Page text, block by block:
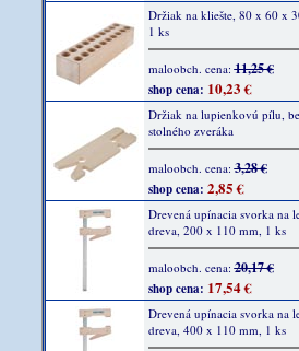
Držiak na kliešte, 80 x 60 x
1 ks
maloobch. cena:11,25 €
shop cena: 10,23 €
Držiak na lupienkovú pílu,
stolného zveráka
maloobch. cena:3,28 €
shop cena: 2,85 €
Drevená upínacia svorka na
dreva, 200 x 110 mm, 1 ks
maloobch. cena:20,17 €
shop cena: 17,54 €
Drevená upínacia svorka na
dreva, 400 x 110 mm, 1 ks